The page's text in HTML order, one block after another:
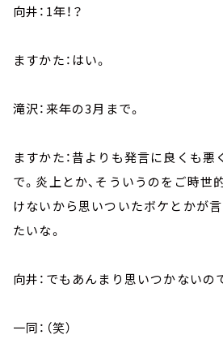
向井：1年！？
ますかた：はい。
滝沢：来年の3月まで。
ますかた：昔よりも発言に良くも
で。炎上とか、そういうのをご時世
けないから思いついたボケとかが
たいな。
向井：でもあんまり思いつかないの
一同：（笑）